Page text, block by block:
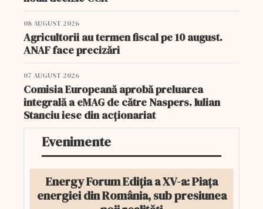
08 AUGUST 2026
Agricultorii au termen fiscal pe 10 august.
ANAF face precizări
07 AUGUST 2026
Comisia Europeană aprobă preluarea
integrală a eMAG de către Naspers. Iulian
Stanciu iese din acționariat
Evenimente
Energy Forum Ediția a XV-a: Piața
energiei din România, sub presiunea